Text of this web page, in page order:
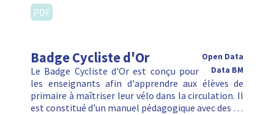
PDF
Badge Cycliste d'Or
Open Data
Data BM
Le Badge Cycliste d'Or est conçu pour
les enseignants afin d'apprendre aux élèves de
primaire à maîtriser leur vélo dans la circulation. Il
est constitué d'un manuel pédagogique avec des …